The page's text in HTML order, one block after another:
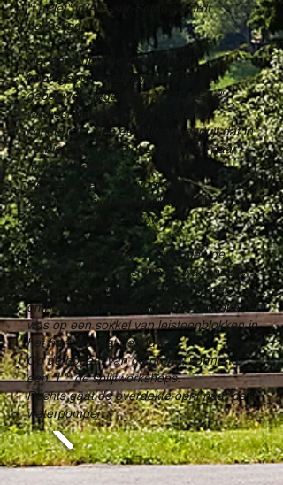
"LaPlet" in Alle-sur-Semois wordt
bevestigd.
Het ensemble bestond uit het
hoofdgebouw, administratieve
gebouwen, tegenwoordig "Escaille",
waarschijnlijk van een recentere
constructie, van een kleiner bedrijf dat in
verbinding staat met Laplet, een paar
meter verderop.
Het reclamepaneel voor de
leisteengroeve van Laplet in volle
werking in de 19e eeuw.
Links van het gebouw eindigden de
bogen waar de rails van de wagons die
door de stoommachine uit de kelder
omhoog werden gehaald, die verankerd
was op een sokkel van leisteenblokken in
het hart van het gebouw.
Op de bodem van de grond, vormend
een "L", de splijtworkshops.
Rechts gaat de overdekte oprit naar de
waterpompen